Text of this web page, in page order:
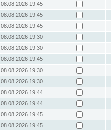
08.08.2026 19:45
08.08.2026 19:45
08.08.2026 19:45
08.08.2026 19:30
08.08.2026 19:30
08.08.2026 19:45
08.08.2026 19:30
08.08.2026 19:30
08.08.2026 19:44
08.08.2026 19:44
08.08.2026 19:45
08.08.2026 19:45